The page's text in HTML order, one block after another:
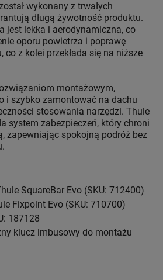
wykonany z trwałych
długą żywotność produktu.
jest lekka i aerodynamiczna, co
oporu powietrza i poprawę
co z kolei przekłada się na niższe
montażowym,
i szybko zamontować na dachu
stosowania narzędzi. Thule
system zabezpieczeń, który chroni
zapewniając spokojną podróż bez
SquareBar Evo (SKU: 712400)
Fixpoint Evo (SKU: 710700)
187128
klucz imbusowy do montażu